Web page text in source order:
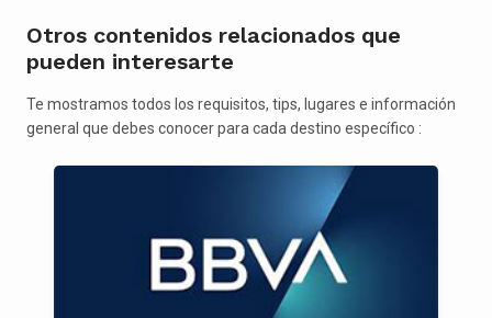
Otros contenidos relacionados que
pueden interesarte
Te mostramos todos los requisitos, tips, lugares e información
general que debes conocer para cada destino específico :